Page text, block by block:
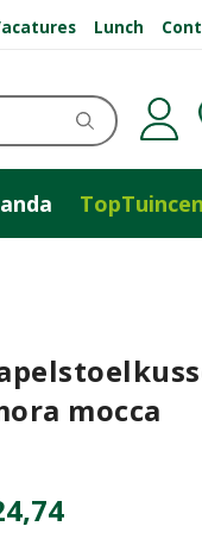
Lunch
mocca
,74